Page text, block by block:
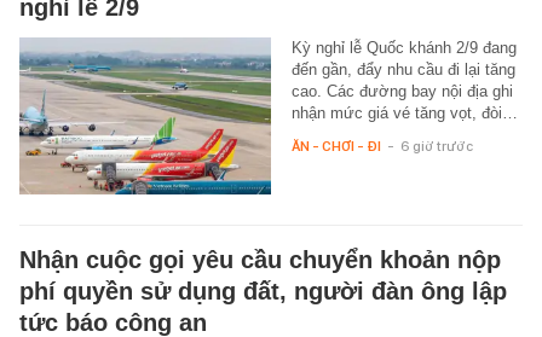
nghỉ lễ 2/9
Kỳ nghỉ lễ Quốc khánh 2/9 đang
đến gần, đẩy nhu cầu đi lại tăng
cao. Các đường bay nội địa ghi
nhận mức giá vé tăng vọt, đòi…
ĂN - CHƠI - ĐI - 6 giờ trước
Nhận cuộc gọi yêu cầu chuyển khoản nộp
phí quyền sử dụng đất, người đàn ông lập
tức báo công an